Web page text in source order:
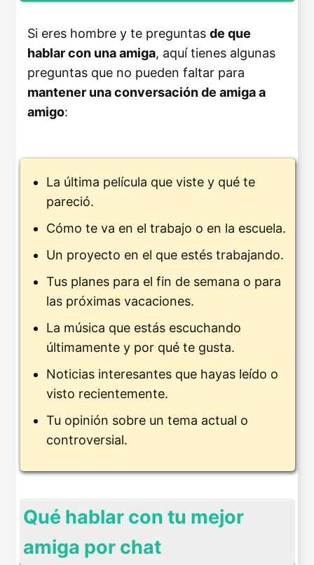
Si eres hombre y te preguntas de que
hablar con una amiga, aquí tienes algunas
preguntas que no pueden faltar para
mantener una conversación de amiga a
amigo:
La última película que viste y qué te
pareció.
Cómo te va en el trabajo o en la escuela.
Un proyecto en el que estés trabajando.
Tus planes para el fin de semana o para
las próximas vacaciones.
La música que estás escuchando
últimamente y por qué te gusta.
Noticias interesantes que hayas leído o
visto recientemente.
Tu opinión sobre un tema actual o
controversial.
Qué hablar con tu mejor
amiga por chat